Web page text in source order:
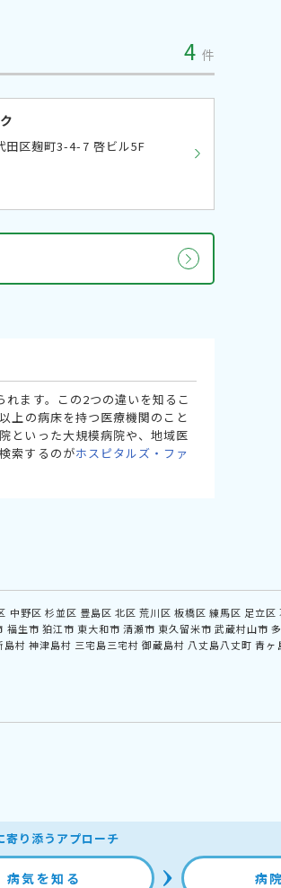
4 件
田区麹町3-4-7 啓ビル5F
ます。この2つの違いを知るこ
上の病床を持つ医療機関のこと
といった大規模病院や、地域医
索するのがホスピタルズ・ファ
中野区 杉並区 豊島区 北区 荒川区 板橋区 練馬区 足立区
福生市 狛江市 東大和市 清瀬市 東久留米市 武蔵村山市
島村 神津島村 三宅島三宅村 御蔵島村 八丈島八丈町 青ヶ
寄り添うアプローチ
病気を知る 病